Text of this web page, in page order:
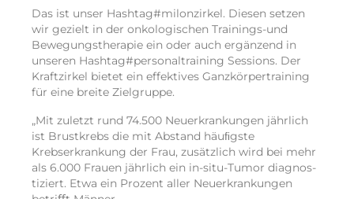
Das ist unser Hashtag#milonzirkel. Diesen setzen
wir gezielt in der onkologischen Trainings-und
Bewegungstherapie ein oder auch ergänzend in
unseren Hashtag#personaltraining Sessions. Der
Kraftzirkel bietet ein effektives Ganzkörpertraining
für eine breite Zielgruppe.
„Mit zuletzt rund 74.500 Neu­erkrankungen jährlich
ist Brust­krebs die mit Abstand häuﬁgste
Krebserkrankung der Frau, zusätzlich wird bei mehr
als 6.000 Frauen jährlich ein in-situ-Tumor diagnos­
tiziert. Etwa ein Prozent aller Neu­erkrankungen